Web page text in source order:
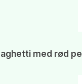
med rød